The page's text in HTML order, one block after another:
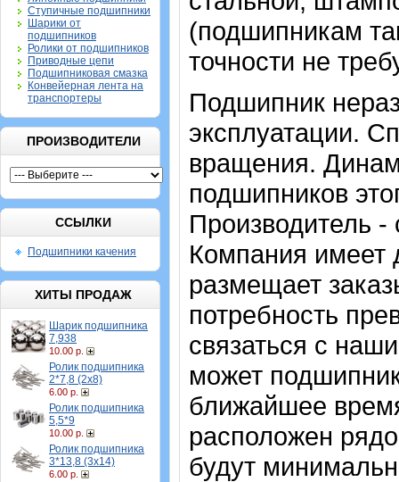
Ступичные подшипники
Шарики от
подшипников
Ролики от подшипников
Приводные цепи
Подшипниковая смазка
Конвейерная лента на
транспортеры
ПРОИЗВОДИТЕЛИ
ССЫЛКИ
Подшипники качения
ХИТЫ ПРОДАЖ
Шарик подшипника
7,938
10.00 р.
Ролик подшипника
2*7,8 (2х8)
6.00 р.
Ролик подшипника
5,5*9
10.00 р.
Ролик подшипника
3*13,8 (3х14)
6.00 р.
(подшипникам
точности не
Подшипник
эксплуатации.
вращения.
подшипников
Производитель
Компания имеет
размещает
потребность
связаться с
может
ближайшее
расположен
будут